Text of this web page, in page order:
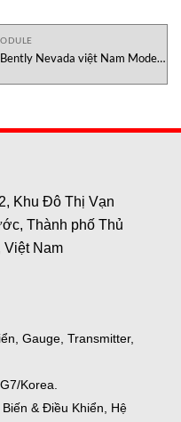
Bently Nevada việt Nam Model
Khu Đô Thị Vạn
Thành phố Thủ
Việt Nam
Gauge, Transmitter,
Korea.
& Điều Khiển, Hệ